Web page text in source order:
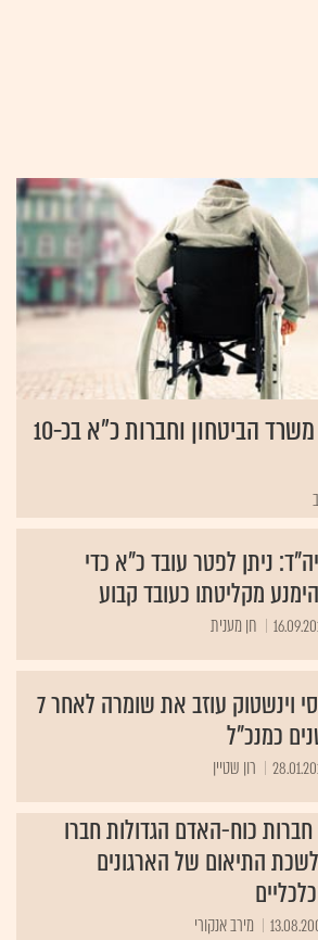
אישום: הונו את משרד הביטחון וחברות כ"א בכ-10
ניתן לפטר עובד כ"א כדי
מקליטתו כעובד קבוע
יוסי וינשטוק עוזב את שומרה לאחר 7
כמנכ"ל
רון שטיין
5 חברות כוח-האדם הגדולות חברו
התיאום של הארגונים
מירב אנקורי